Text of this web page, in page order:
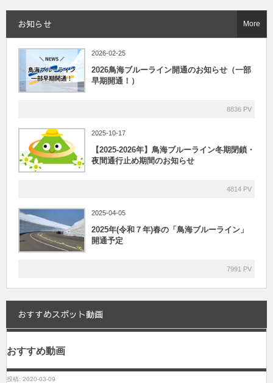
お知らせ
2026-02-25
2026鳥海ブルーライン開通のお知らせ（一部
早期開通！）
8836 PV
2025-10-17
【2025-2026年】鳥海ブルーライン冬期閉鎖・
夜間通行止め期間のお知らせ
4814 PV
2025-04-05
2025年(令和７年)春の「鳥海ブルーライン」
開通予定
7991 PV
More
おすすめスポット動画
おすすめ動画
投稿: 2020-03-09